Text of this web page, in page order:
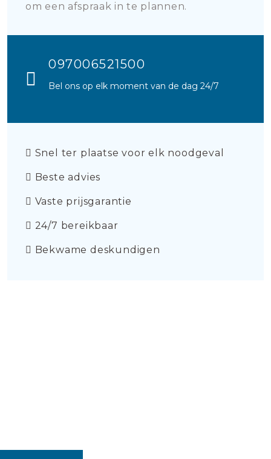
om een afspraak in te plannen.
097006521500
Bel ons op elk moment van de dag 24/7
Snel ter plaatse voor elk noodgeval
Beste advies
Vaste prijsgarantie
24/7 bereikbaar
Bekwame deskundigen